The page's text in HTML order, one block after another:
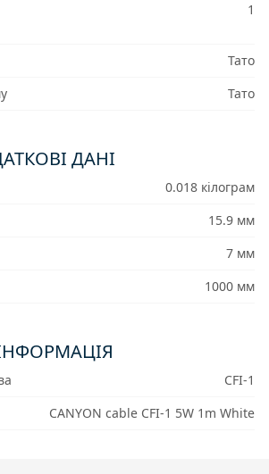
1
Тато
Тато
ДАНІ
0.018 кілограм
15.9 мм
7 мм
1000 мм
CFI-1
CANYON cable CFI-1 5W 1m White